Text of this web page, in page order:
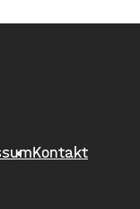
DieKontakt